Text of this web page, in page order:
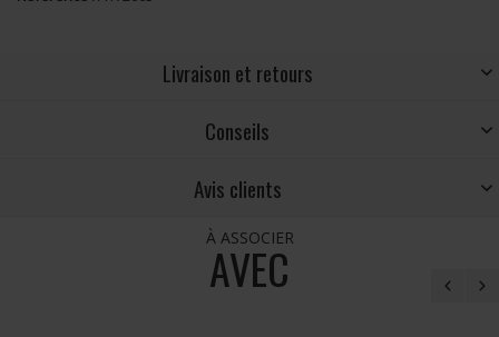
Livraison et retours
Conseils
Avis clients
À ASSOCIER
AVEC